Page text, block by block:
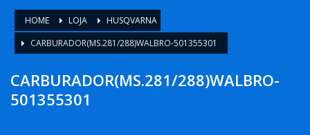
HOME LOJA
HUSQVARNA
CARBURADOR(MS.281/288)WALBRO-501355301
CARBURADOR(MS.281/288)WALBRO-
501355301